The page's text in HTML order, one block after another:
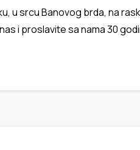
u srcu Banovog brda, na
i proslavite sa nama 30